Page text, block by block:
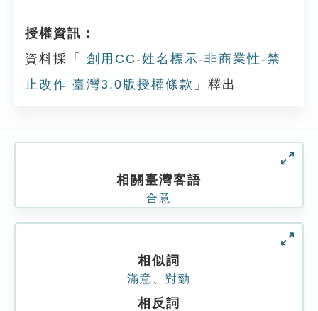
授權資訊：
資料採「
創用CC-姓名標示-非商業性-禁
止改作 臺灣3.0版授權條款 」釋出
相關臺灣客語
合意
相似詞
滿意 對勁
相反詞